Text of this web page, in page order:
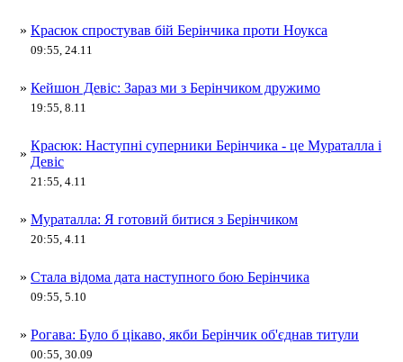
» Красюк спростував бій Берінчика проти Ноукса
09:55, 24.11
» Кейшон Девіс: Зараз ми з Берінчиком дружимо
19:55, 8.11
»
Красюк: Наступні суперники Берінчика - це Мураталла і
Девіс
21:55, 4.11
» Мураталла: Я готовий битися з Берінчиком
20:55, 4.11
» Стала відома дата наступного бою Берінчика
09:55, 5.10
» Рогава: Було б цікаво, якби Берінчик об'єднав титули
00:55, 30.09